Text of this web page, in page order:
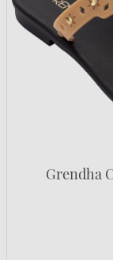
Grendha